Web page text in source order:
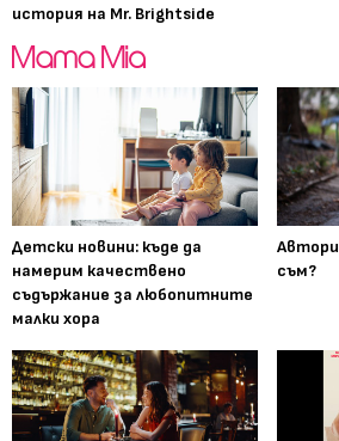
история на Mr. Brightside
Детски новини: къде да
намерим качествено
съдържание за любопитните
малки хора
съм?